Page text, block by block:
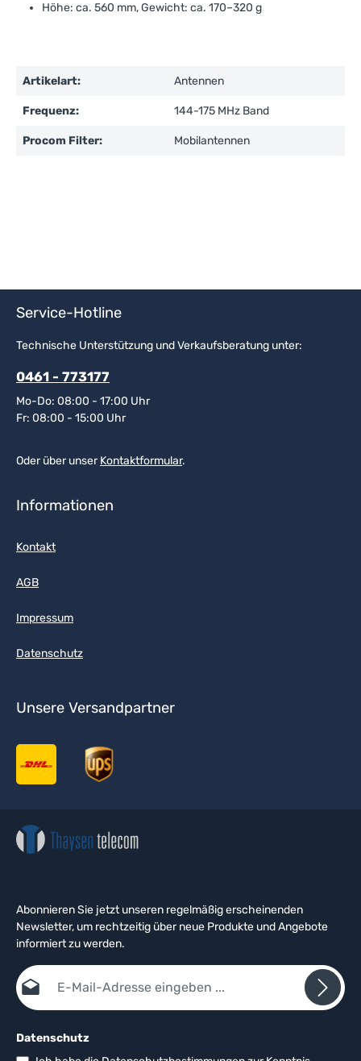
Höhe: ca. 560 mm, Gewicht: ca. 170–320 g
Artikelart: Antennen
Frequenz: 144-175 MHz Band
Procom Filter: Mobilantennen
Service-Hotline
Technische Unterstützung und Verkaufsberatung unter:
0461 - 773177
Mo-Do: 08:00 - 17:00 Uhr
Fr: 08:00 - 15:00 Uhr
Oder über unserKontaktformular.
Informationen
Kontakt
AGB
Impressum
Datenschutz
Unsere Versandpartner
Abonnieren Sie jetzt unseren regelmäßig erscheinenden
Newsletter, um rechtzeitig über neue Produkte und Angebote
informiert zu werden.
E-Mail-Adresse*
Datenschutz